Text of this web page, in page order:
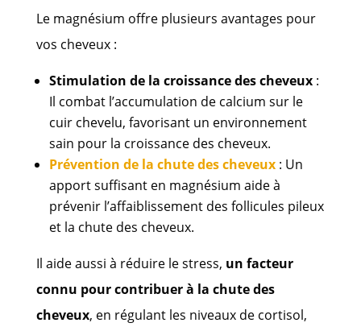
Le magnésium offre plusieurs avantages pour
vos cheveux :
Stimulation de la croissance des cheveux:
Il combat l’accumulation de calcium sur le
cuir chevelu, favorisant un environnement
sain pour la croissance des cheveux.
Prévention de la chute des cheveux: Un
apport suffisant en magnésium aide à
prévenir l’affaiblissement des follicules pileux
et la chute des cheveux.
Il aide aussi à réduire le stress, un facteur
connu pour contribuer à la chute des
cheveux, en régulant les niveaux de cortisol,